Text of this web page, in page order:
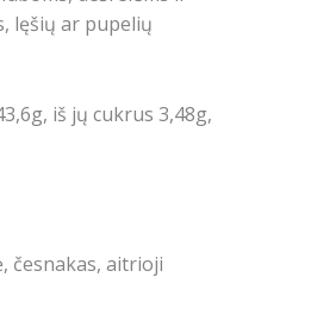
lęšių ar pupelių
iš jų cukrus 3,48g,
česnakas, aitrioji